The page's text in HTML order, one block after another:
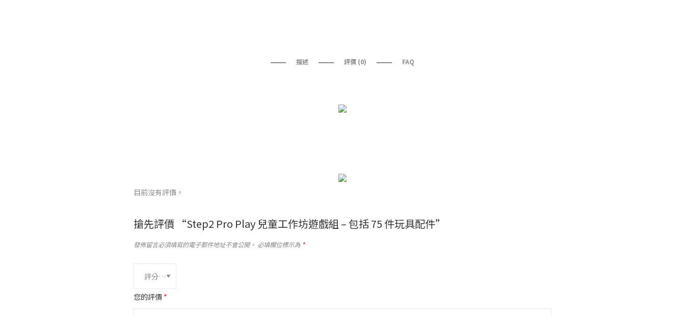
描述 評價 (0) FAQ
目前沒有評價。
搶先評價 “Step2 Pro Play 兒童工作坊遊戲組 – 包括 75 件玩具配件”
發佈留言必須填寫的電子郵件地址不會公開。 必填欄位標示為 *
您的評價 *